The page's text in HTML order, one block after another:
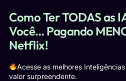
Como Ter TODAS as
Você… Pagando
Netflix!
Acesse as melhores
valor surpreendente.